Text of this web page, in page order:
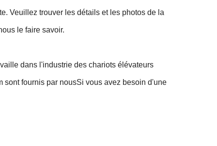
Veuillez trouver les détails et les photos de la
le faire savoir.
dans l'industrie des chariots élévateurs
fournis par nousSi vous avez besoin d'une